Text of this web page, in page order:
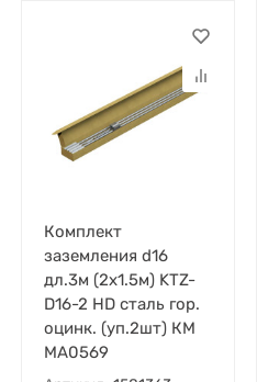
Комплект
заземления d16
дл.3м (2х1.5м) KTZ-
D16-2 HD сталь гор.
оцинк. (уп.2шт) КМ
MA0569